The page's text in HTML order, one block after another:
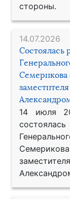
стороны.
14.07.2026
Состоялась
14 июля